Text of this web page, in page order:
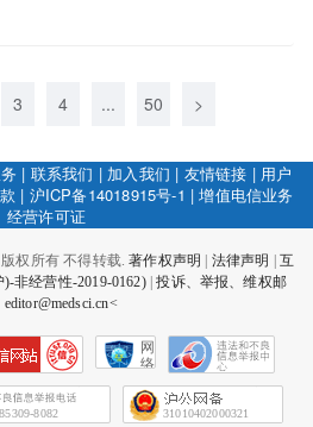
3 4 ... 50 >
| 联系我们 | 加入我们 | 友情链接 | 用户
| 沪ICP备14018915号-1 |增值电信业务
经营许可证
版权所有 不得转载.著作权声明 法律声明
互
非经营性-2019-0162)|投诉、举报、维权邮
网
络
会
征
8082 31010402000321